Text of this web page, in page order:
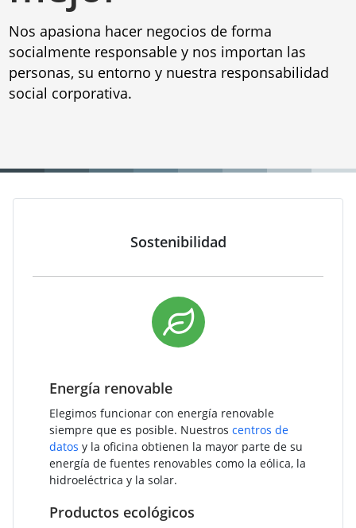
Nos apasiona hacer negocios de forma
socialmente responsable y nos importan las
personas, su entorno y nuestra responsabilidad
social corporativa.
Sostenibilidad
Energía renovable
Elegimos funcionar con energía renovable
siempre que es posible. Nuestros centros de
datos y la oficina obtienen la mayor parte de su
energía de fuentes renovables como la eólica, la
hidroeléctrica y la solar.
Productos ecológicos